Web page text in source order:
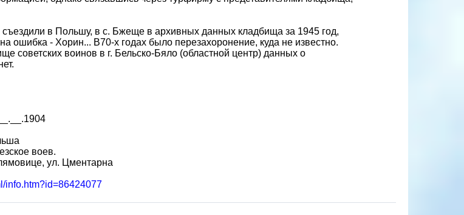
в Польшу, в с. Бжеще в архивных данных кладбища за 1945 год,
ошибка - Хорин... В70-х годах было перезахоронение, куда не известно.
советских воинов в г. Бельско-Бяло (областной центр) данных о
воев.
ул. Цментарна
info.htm?id=86424077